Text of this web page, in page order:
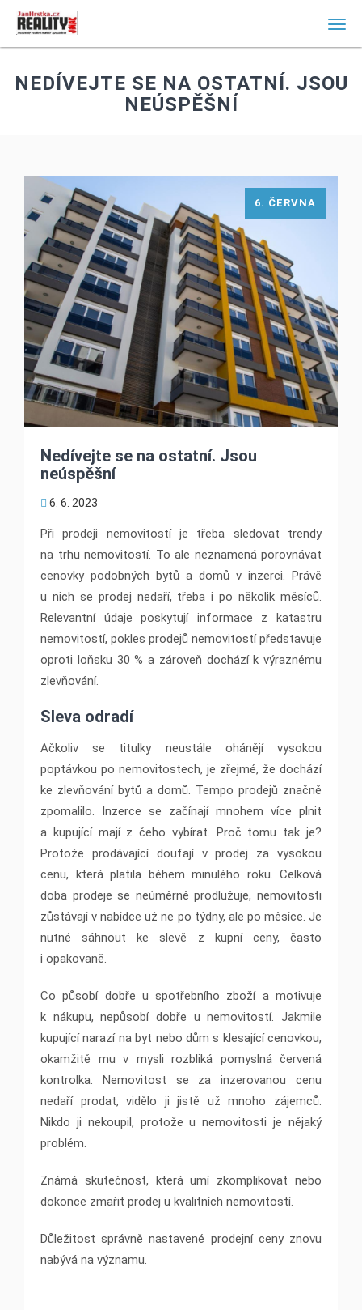
NEDÍVEJTE SE NA OSTATNÍ. JSOU
NEÚSPĚŠNÍ
Nedívejte se na ostatní. Jsou
neúspěšní
6. 6. 2023
6. ČERVNA
Při prodeji nemovitostí je třeba sledovat trendy
na trhu nemovitostí. To ale neznamená porovnávat
cenovky podobných bytů a domů v inzerci. Právě
u nich se prodej nedaří, třeba i po několik měsíců.
Relevantní údaje poskytují informace z katastru
nemovitostí, pokles prodejů nemovitostí představuje
oproti loňsku 30 % a zároveň dochází k výraznému
zlevňování.
Sleva odradí
Ačkoliv se titulky neustále ohánějí vysokou
poptávkou po nemovitostech, je zřejmé, že dochází
ke zlevňování bytů a domů. Tempo prodejů značně
zpomalilo. Inzerce se začínají mnohem více plnit
a kupující mají z čeho vybírat. Proč tomu tak je?
Protože prodávající doufají v prodej za vysokou
cenu, která platila během minulého roku. Celková
doba prodeje se neúměrně prodlužuje, nemovitosti
zůstávají v nabídce už ne po týdny, ale po měsíce. Je
nutné sáhnout ke slevě z kupní ceny, často
i opakovaně.
Co působí dobře u spotřebního zboží a motivuje
k nákupu, nepůsobí dobře u nemovitostí. Jakmile
kupující narazí na byt nebo dům s klesající cenovkou,
okamžitě mu v mysli rozbliká pomyslná červená
kontrolka. Nemovitost se za inzerovanou cenu
nedaří prodat, vidělo ji jistě už mnoho zájemců.
Nikdo ji nekoupil, protože u nemovitosti je nějaký
problém.
Známá skutečnost, která umí zkomplikovat nebo
dokonce zmařit prodej u kvalitních nemovitostí.
Důležitost správně nastavené prodejní ceny znovu
nabývá na významu.